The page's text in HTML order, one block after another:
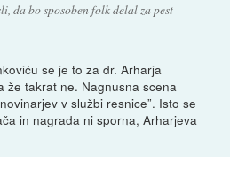
da bo sposoben folk delal za pest
se je to za dr. Arharja
že takrat ne. Nagnusna scena
v službi resnice”. Isto se
in nagrada ni sporna, Arharjeva